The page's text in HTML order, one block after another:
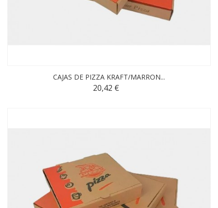
CAJAS DE PIZZA KRAFT/MARRON...
20,42 €